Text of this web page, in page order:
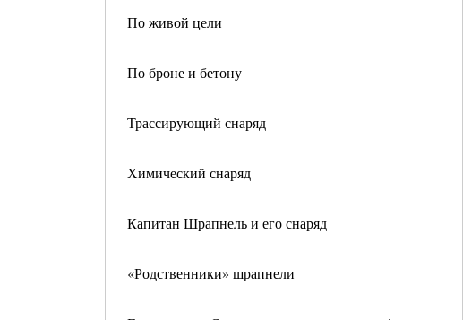
По живой цели
По броне и бетону
Трассирующий снаряд
Химический снаряд
Капитан Шрапнель и его снаряд
«Родственники» шрапнели